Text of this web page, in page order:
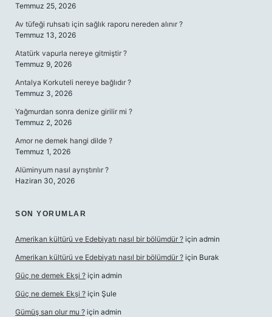
Temmuz 25, 2026
Av tüfeği ruhsatı için sağlık raporu nereden alınır ?
Temmuz 13, 2026
Atatürk vapurla nereye gitmiştir ?
Temmuz 9, 2026
Antalya Korkuteli nereye bağlıdır ?
Temmuz 3, 2026
Yağmurdan sonra denize girilir mi ?
Temmuz 2, 2026
Amor ne demek hangi dilde ?
Temmuz 1, 2026
Alüminyum nasıl ayrıştırılır ?
Haziran 30, 2026
SON YORUMLAR
Amerikan kültürü ve Edebiyatı nasıl bir bölümdür ? için admin
Amerikan kültürü ve Edebiyatı nasıl bir bölümdür ? için Burak
Güç ne demek Ekşi ? için admin
Güç ne demek Ekşi ? için Şule
Gümüş sarı olur mu ? için admin